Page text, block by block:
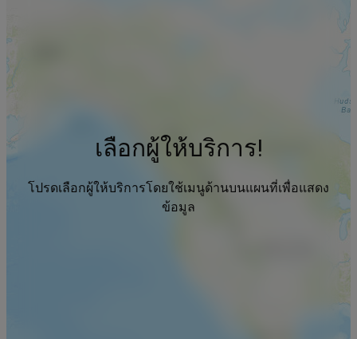
เลือกผู้ให้บริการ!
โปรดเลือกผู้ให้บริการโดยใช้เมนูด้านบนแผนที่เพื่อแสดง
ข้อมูล